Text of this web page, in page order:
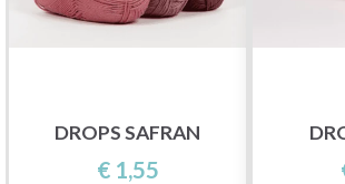
DROPS SAFRAN
€ 1,55